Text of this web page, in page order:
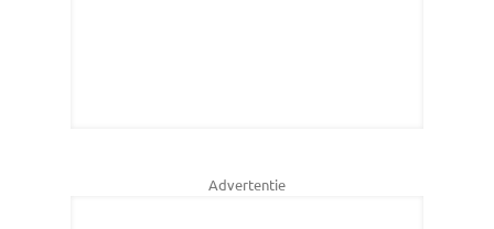
Advertentie